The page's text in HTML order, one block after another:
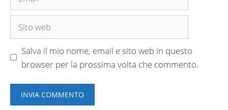
Salva il mio nome, email e sito web in questo
browser per la prossima volta che commento.